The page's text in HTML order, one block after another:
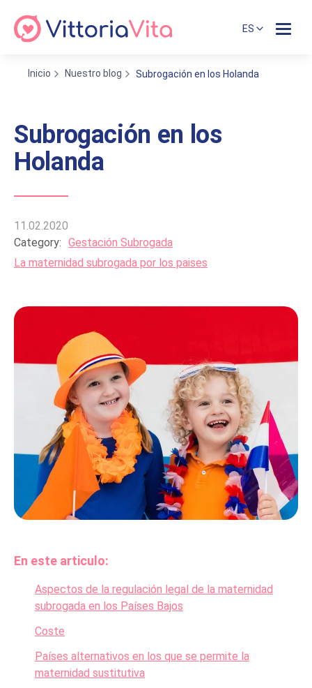
ES
Inicio Nuestro blog Subrogación en los Holanda
Subrogación en los
Holanda
11.02.2020
Category: Gestación Subrogada
La maternidad subrogada por los paises
En este articulo:
Aspectos de la regulación legal de la maternidad
subrogada en los Países Bajos
Coste
Países alternativos en los que se permite la
maternidad sustitutiva